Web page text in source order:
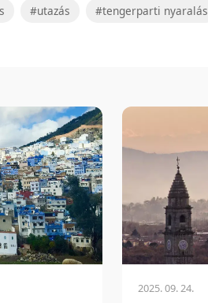
#utazás #tengerparti nyaralás
2025. 09. 24.